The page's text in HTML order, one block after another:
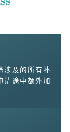
涉及的所有补
请途中额外加